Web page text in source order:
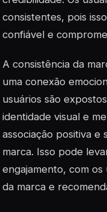
consistentes, pois
confiável e
A consistência da
uma conexão
usuários são
identidade visual e
associação positiva e
marca. Isso pode
engajamento, com
da marca e